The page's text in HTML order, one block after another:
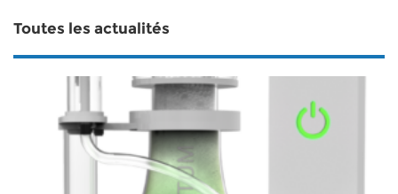
Toutes les actualités